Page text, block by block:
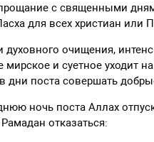
с священными
для всех христиан или
духовного очищения,
мирское и суетное уходит
дни поста совершать
ночь поста Аллах
отказаться: